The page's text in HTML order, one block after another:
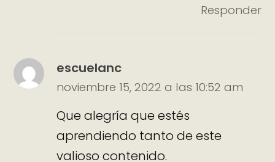
Responder
escuelanc
noviembre 15, 2022 a las 10:52 am
Que alegría que estés
aprendiendo tanto de este
valioso contenido.